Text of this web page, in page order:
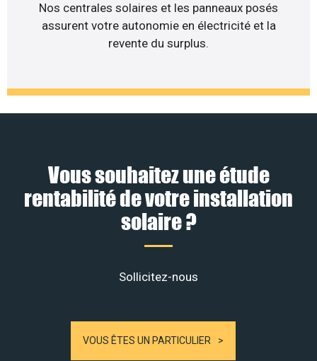
Nos centrales solaires et les panneaux posés
assurent votre autonomie en électricité et la
revente du surplus.
Vous souhaitez une étude
rentabilité de votre installation
solaire ?
Sollicitez-nous
VOUS ÊTES UN PARTICULIER